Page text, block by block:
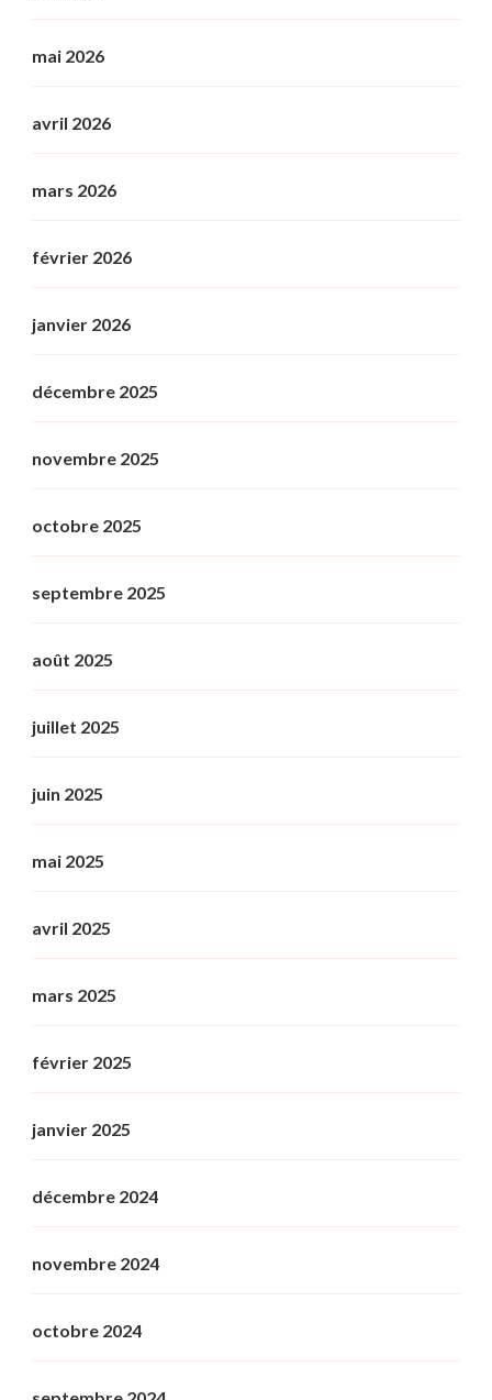
mai 2026
avril 2026
mars 2026
février 2026
janvier 2026
décembre 2025
novembre 2025
octobre 2025
septembre 2025
août 2025
juillet 2025
juin 2025
mai 2025
avril 2025
mars 2025
février 2025
janvier 2025
décembre 2024
novembre 2024
octobre 2024